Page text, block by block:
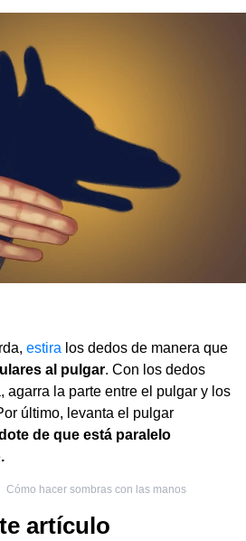
estira los dedos de manera que
al pulgar. Con los dedos
agarra la parte entre el pulgar y los
último, levanta el pulgar
de que está paralelo
Cómo hacer sombras con las manos
artículo